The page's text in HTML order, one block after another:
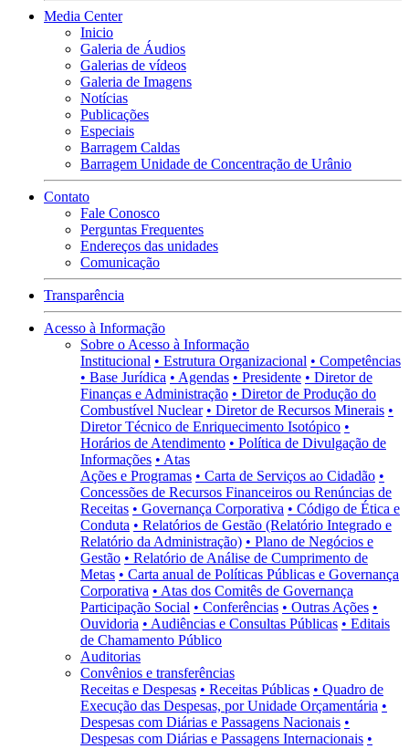
Media Center
Inicio
Galeria de Áudios
Galerias de vídeos
Galeria de Imagens
Notícias
Publicações
Especiais
Barragem Caldas
Barragem Unidade de Concentração de Urânio
Contato
Fale Conosco
Perguntas Frequentes
Endereços das unidades
Comunicação
Transparência
Acesso à Informação
Sobre o Acesso à Informação
Institucional • Estrutura Organizacional • Competências
• Base Jurídica • Agendas • Presidente • Diretor de
Finanças e Administração • Diretor de Produção do
Combustível Nuclear • Diretor de Recursos Minerais •
Diretor Técnico de Enriquecimento Isotópico •
Horários de Atendimento • Política de Divulgação de
Informações • Atas
Ações e Programas • Carta de Serviços ao Cidadão •
Concessões de Recursos Financeiros ou Renúncias de
Receitas • Governança Corporativa • Código de Ética e
Conduta • Relatórios de Gestão (Relatório Integrado e
Relatório da Administração) • Plano de Negócios e
Gestão • Relatório de Análise de Cumprimento de
Metas • Carta anual de Políticas Públicas e Governança
Corporativa • Atas dos Comitês de Governança
Participação Social • Conferências • Outras Ações •
Ouvidoria • Audiências e Consultas Públicas • Editais
de Chamamento Público
Auditorias
Convênios e transferências
Receitas e Despesas • Receitas Públicas • Quadro de
Execução das Despesas, por Unidade Orçamentária •
Despesas com Diárias e Passagens Nacionais •
Despesas com Diárias e Passagens Internacionais •